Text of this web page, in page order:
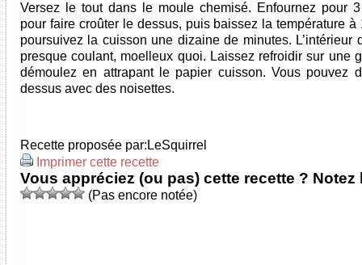
Versez le tout dans le moule chemisé. Enfournez pour
pour faire croûter le dessus, puis baissez la température à
poursuivez la cuisson une dizaine de minutes. L’intérieur
presque coulant, moelleux quoi. Laissez refroidir sur une
démoulez en attrapant le papier cuisson. Vous pouvez
dessus avec des noisettes.
Recette proposée par: LeSquirrel
Imprimer cette recette
Vous appréciez (ou pas) cette recette ? Notez
(Pas encore notée)